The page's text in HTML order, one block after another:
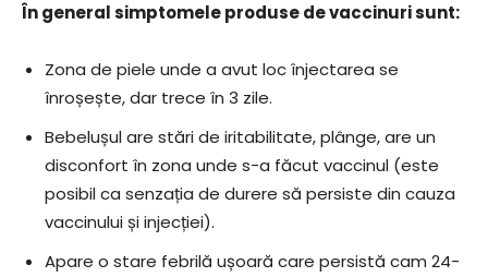
În general simptomele produse de vaccinuri sunt:
Zona de piele unde a avut loc înjectarea se
înroșește, dar trece în 3 zile.
Bebelușul are stări de iritabilitate, plânge, are un
disconfort în zona unde s-a făcut vaccinul (este
posibil ca senzația de durere să persiste din cauza
vaccinului și injecției).
Apare o stare febrilă ușoară care persistă cam 24-